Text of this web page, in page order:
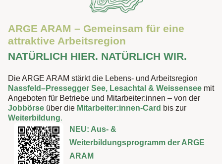
ARGE ARAM – Gemeinsam für eine
attraktive Arbeitsregion
NATÜRLICH HIER. NATÜRLICH WIR.
Die ARGE ARAM stärkt die Lebens- und Arbeitsregion
Nassfeld–Pressegger See, Lesachtal & Weissensee mit
Angeboten für Betriebe und Mitarbeiter:innen – von der
Jobbörse über die Mitarbeiter:innen-Card bis zur
Weiterbildung.
NEU: Aus- &
Weiterbildungsprogramm der ARGE
ARAM